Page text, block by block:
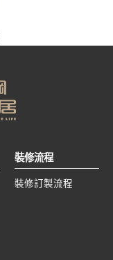
裝修流程
裝修訂製流程